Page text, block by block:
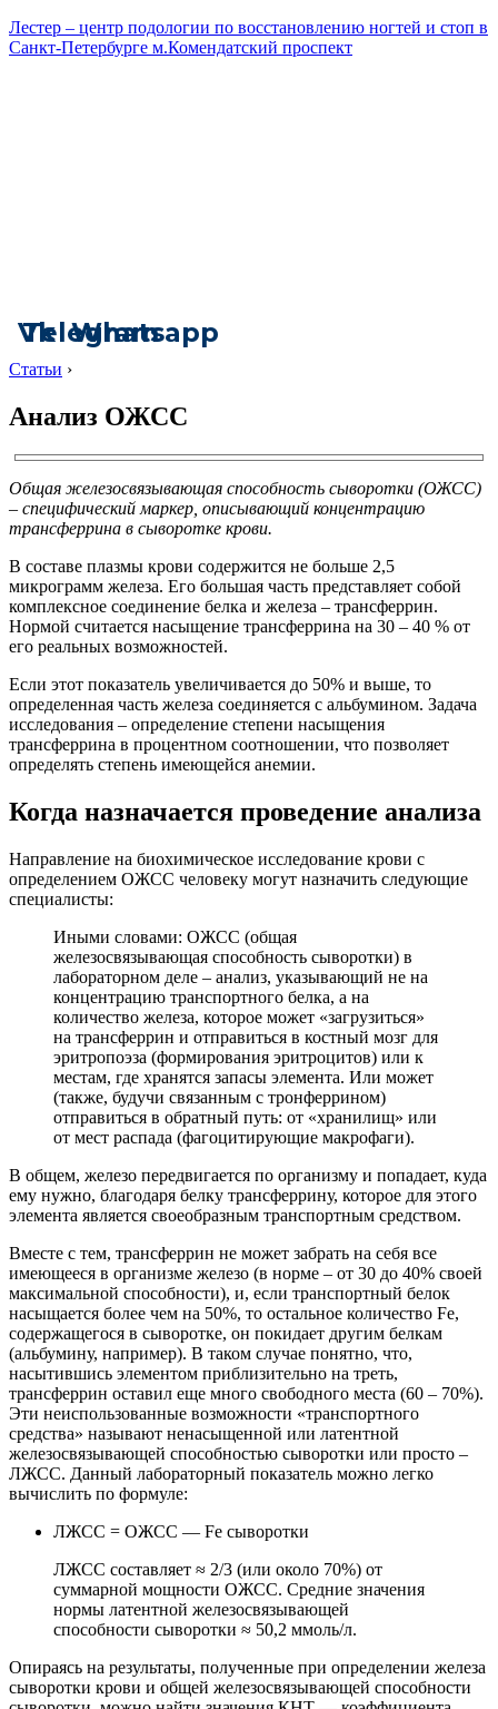
Лестер – центр подологии по восстановлению ногтей и стоп в
Санкт-Петербурге м.Комендатский проспект
Vk
Telegram
Whatsapp
Статьи ›
Анализ ОЖСС
Общая железосвязывающая способность сыворотки (ОЖСС)
– специфический маркер, описывающий концентрацию
трансферрина в сыворотке крови.
В составе плазмы крови содержится не больше 2,5
микрограмм железа. Его большая часть представляет собой
комплексное соединение белка и железа – трансферрин.
Нормой считается насыщение трансферрина на 30 – 40 % от
его реальных возможностей.
Если этот показатель увеличивается до 50% и выше, то
определенная часть железа соединяется с альбумином. Задача
исследования – определение степени насыщения
трансферрина в процентном соотношении, что позволяет
определять степень имеющейся анемии.
Когда назначается проведение анализа
Направление на биохимическое исследование крови с
определением ОЖСС человеку могут назначить следующие
специалисты:
Иными словами: ОЖСС (общая
железосвязывающая способность сыворотки) в
лабораторном деле – анализ, указывающий не на
концентрацию транспортного белка, а на
количество железа, которое может «загрузиться»
на трансферрин и отправиться в костный мозг для
эритропоэза (формирования эритроцитов) или к
местам, где хранятся запасы элемента. Или может
(также, будучи связанным с тронферрином)
отправиться в обратный путь: от «хранилищ» или
от мест распада (фагоцитирующие макрофаги).
В общем, железо передвигается по организму и попадает, куда
ему нужно, благодаря белку трансферрину, которое для этого
элемента является своеобразным транспортным средством.
Вместе с тем, трансферрин не может забрать на себя все
имеющееся в организме железо (в норме – от 30 до 40% своей
максимальной способности), и, если транспортный белок
насыщается более чем на 50%, то остальное количество Fe,
содержащегося в сыворотке, он покидает другим белкам
(альбумину, например). В таком случае понятно, что,
насытившись элементом приблизительно на треть,
трансферрин оставил еще много свободного места (60 – 70%).
Эти неиспользованные возможности «транспортного
средства» называют ненасыщенной или латентной
железосвязывающей способностью сыворотки или просто –
ЛЖСС. Данный лабораторный показатель можно легко
вычислить по формуле:
ЛЖСС = ОЖСС — Fe сыворотки
ЛЖСС составляет ≈ 2/3 (или около 70%) от
суммарной мощности ОЖСС. Средние значения
нормы латентной железосвязывающей
способности сыворотки ≈ 50,2 ммоль/л.
Опираясь на результаты, полученные при определении железа
сыворотки крови и общей железосвязывающей способности